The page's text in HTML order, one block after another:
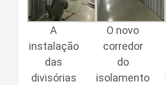
A
instalação
das
divisórias
O novo
corredor
do
isolamento